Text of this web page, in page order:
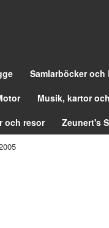
Samlarböcker och
Musik, kartor
och resor Zeunert's